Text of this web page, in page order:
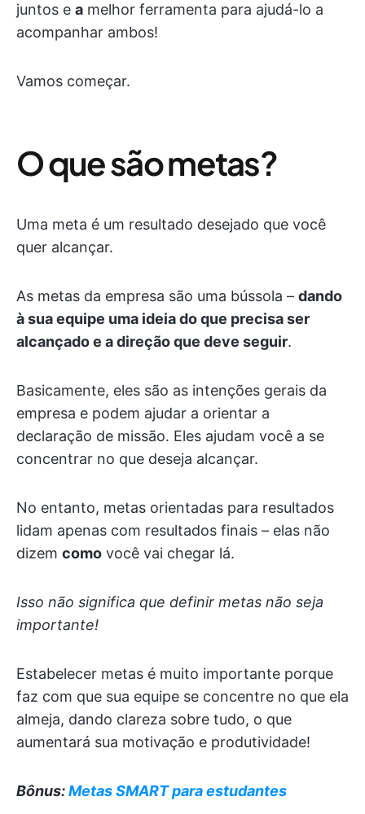
juntos e a melhor ferramenta para ajudá-lo a
acompanhar ambos!
Vamos começar.
O que são metas?
Uma meta é um resultado desejado que você
quer alcançar.
As metas da empresa são uma bússola – dando
à sua equipe uma ideia do que precisa ser
alcançado e a direção que deve seguir.
Basicamente, eles são as intenções gerais da
empresa e podem ajudar a orientar a
declaração de missão. Eles ajudam você a se
concentrar no que deseja alcançar.
No entanto, metas orientadas para resultados
lidam apenas com resultados finais – elas não
dizem como você vai chegar lá.
Isso não significa que definir metas não seja
importante!
Estabelecer metas é muito importante porque
faz com que sua equipe se concentre no que ela
almeja, dando clareza sobre tudo, o que
aumentará sua motivação e produtividade!
Bônus:Metas SMART para estudantes